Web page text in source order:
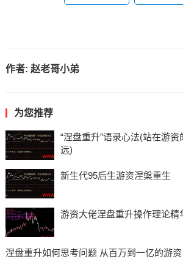
作者: 赵老哥小弟
为您推荐
“涅盘重升”语录心法(站在游
远)
新生代95后生游资涅槃重生
游资大佬涅盘重升操作理论精
涅盘重升如何思考问题 从百万到一亿的游资